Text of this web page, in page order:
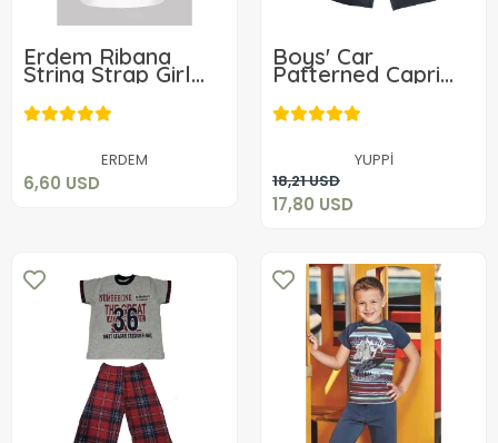
Erdem Ribana
String Strap Girl
Child Tank Top
4055
ERDEM
6,60 USD
6,60 USD
Boys' Car
Patterned Capri
Suit
YUPPİ
18,21 USD
17,80 USD
17,80 USD
Add to cart